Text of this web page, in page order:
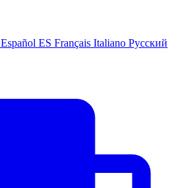
Español ES Français Italiano Русский